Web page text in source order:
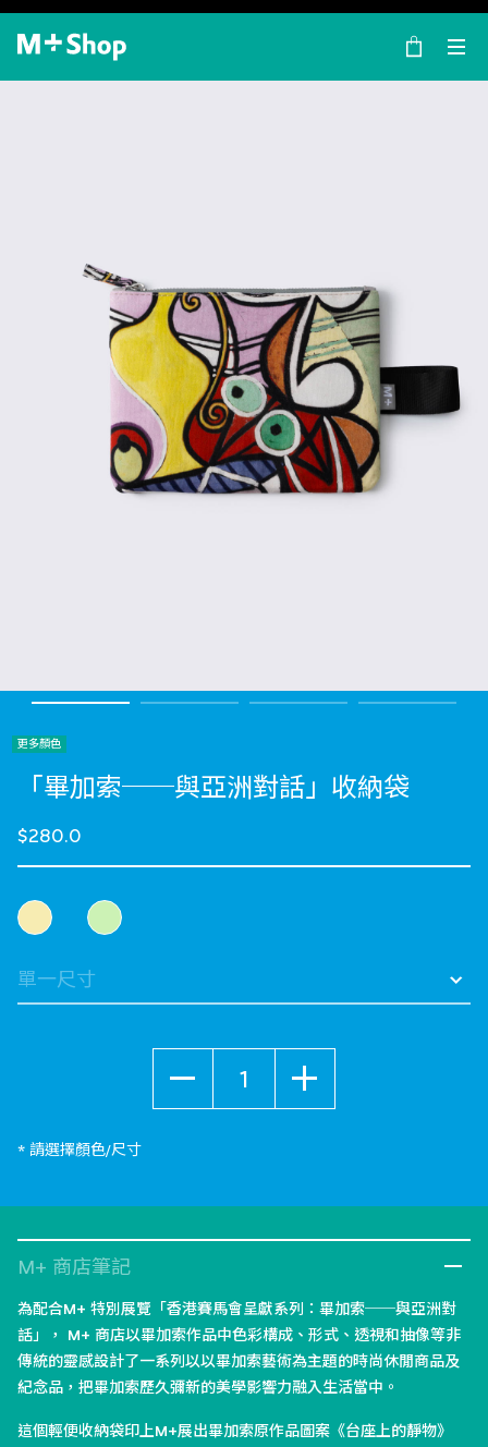
×
M+ Shop
更多顏色
「畢加索──與亞洲對話」收納袋
$280.0
選擇 顏色
* 請選擇顏色/尺寸
M+ 商店筆記
為配合M+ 特別展覽「香港賽馬會呈獻系列：畢加索──與亞洲對
話」， M+ 商店以畢加索作品中色彩構成、形式、透視和抽像等非
傳統的靈感設計了一系列以以畢加索藝術為主題的時尚休閒商品及
紀念品，把畢加索歷久彌新的美學影響力融入生活當中。
這個輕便收納袋印上M+展出畢加索原作品圖案《台座上的靜物》